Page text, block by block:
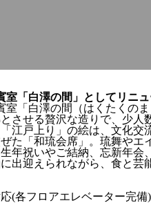
室「白澤の間」としてリニ
室「白澤の間（はくたくの
させる贅沢な造りで、少人
江戸上り」の絵は、文化
た「和琉会席」。琉舞や
年祝いやご結納、忘新年
出迎えられながら、食と
(各フロアエレベーター完